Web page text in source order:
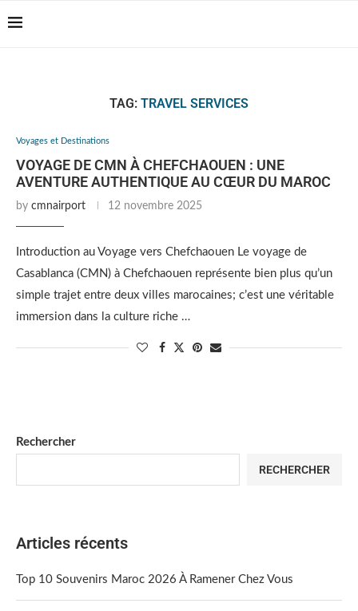
TAG: TRAVEL SERVICES
Voyages et Destinations
VOYAGE DE CMN À CHEFCHAOUEN : UNE
AVENTURE AUTHENTIQUE AU CŒUR DU MAROC
by cmnairport 12 novembre 2025
Introduction au Voyage vers Chefchaouen Le voyage de
Casablanca (CMN) à Chefchaouen représente bien plus qu’un
simple trajet entre deux villes marocaines; c’est une véritable
immersion dans la culture riche …
Rechercher
RECHERCHER
Articles récents
Top 10 Souvenirs Maroc 2026 À Ramener Chez Vous